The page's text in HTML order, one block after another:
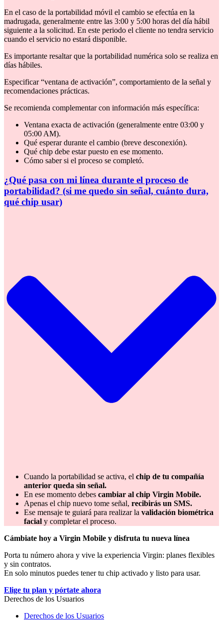
En el caso de la portabilidad móvil el cambio se efectúa en la
madrugada, generalmente entre las 3:00 y 5:00 horas del día hábil
siguiente a la solicitud. En este periodo el cliente no tendra servicio
cuando el servicio no estará disponible.
Es importante resaltar que la portabilidad numérica solo se realiza en
días hábiles.
Especificar “ventana de activación”, comportamiento de la señal y
recomendaciones prácticas.
Se recomienda complementar con información más específica:
Ventana exacta de activación (generalmente entre 03:00 y
05:00 AM).
Qué esperar durante el cambio (breve desconexión).
Qué chip debe estar puesto en ese momento.
Cómo saber si el proceso se completó.
¿Qué pasa con mi línea durante el proceso de
portabilidad? (si me quedo sin señal, cuánto dura,
qué chip usar)
Cuando la portabilidad se activa, el chip de tu compañía
anterior queda sin señal.
En ese momento debes cambiar al chip Virgin Mobile.
Apenas el chip nuevo tome señal, recibirás un SMS.
Ese mensaje te guiará para realizar la validación biométrica
facial y completar el proceso.
Cámbiate hoy a Virgin Mobile y disfruta tu nueva línea
Porta tu número ahora y vive la experiencia Virgin: planes flexibles
y sin contratos.
En solo minutos puedes tener tu chip activado y listo para usar.
Elige tu plan y pórtate ahora
Derechos de los Usuarios
Derechos de los Usuarios